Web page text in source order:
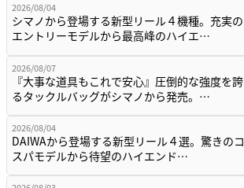
2026/08/04
シマノから登場する新型リール４機種。充実の
エントリーモデルから最高峰のハイエ…
2026/08/07
『大事な道具もこれで安心』圧倒的な強度を誇
るタックルバッグがシマノから発売。…
2026/08/04
DAIWAから登場する新型リール４選。驚きのコ
スパモデルから待望のハイエンド…